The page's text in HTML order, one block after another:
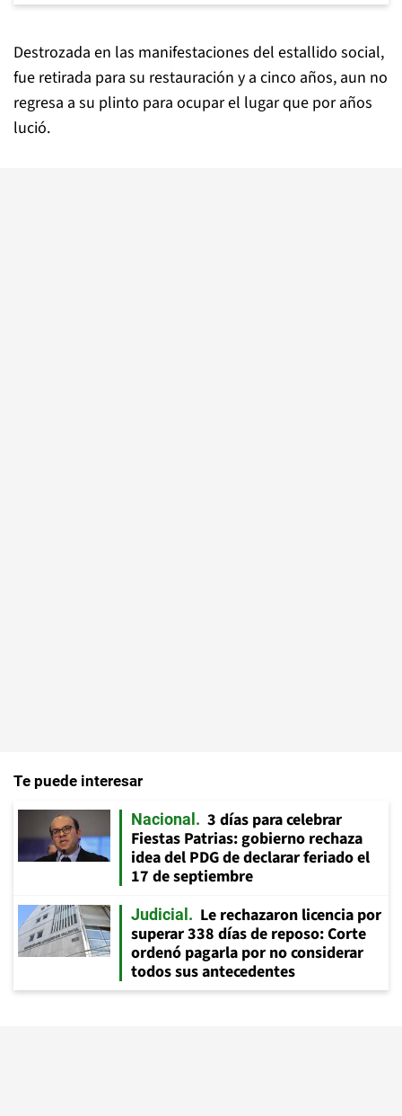
Destrozada en las manifestaciones del estallido social,
fue retirada para su restauración y a cinco años, aun no
regresa a su plinto para ocupar el lugar que por años
lució.
Te puede interesar
Nacional
3 días para celebrar
Fiestas Patrias: gobierno rechaza
idea del PDG de declarar feriado el
17 de septiembre
Judicial
Le rechazaron licencia por
superar 338 días de reposo: Corte
ordenó pagarla por no considerar
todos sus antecedentes